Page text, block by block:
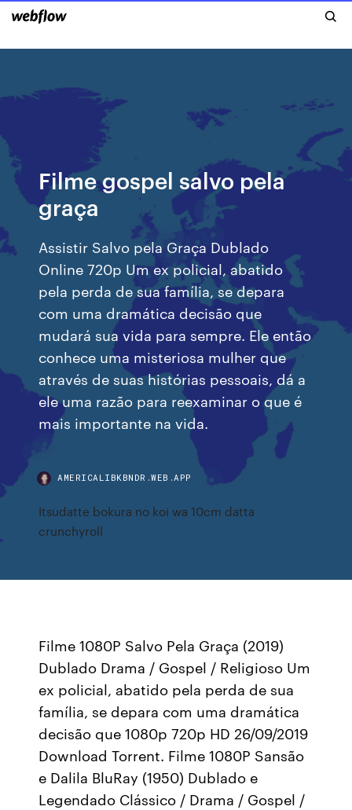
Filme gospel salvo pela
graça
Assistir Salvo pela Graça Dublado
Online 720p Um ex policial, abatido
pela perda de sua família, se depara
com uma dramática decisão que
mudará sua vida para sempre. Ele então
conhece uma misteriosa mulher que
através de suas histórias pessoais, dá a
ele uma razão para reexaminar o que é
mais importante na vida.
AMERICALIBKBNDR.WEB.APP
Itsudatte bokura no koi wa 10cm datta
crunchyroll
Filme 1080P Salvo Pela Graça (2019)
Dublado Drama / Gospel / Religioso Um
ex policial, abatido pela perda de sua
família, se depara com uma dramática
decisão que 1080p 720p HD 26/09/2019
Download Torrent. Filme 1080P Sansão
e Dalila BluRay (1950) Dublado e
Legendado Clássico / Drama / Gospel /